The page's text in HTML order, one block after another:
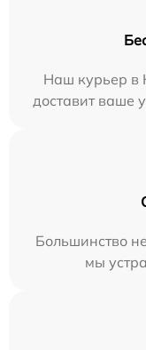
Наш курьер в
доставит ваше
Большинство
мы